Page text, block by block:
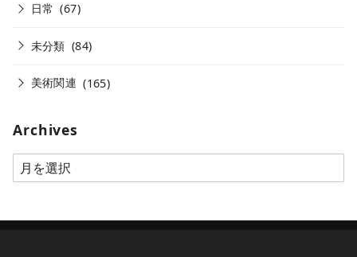
日常 (67)
未分類 (84)
美術関連 (165)
Archives
r